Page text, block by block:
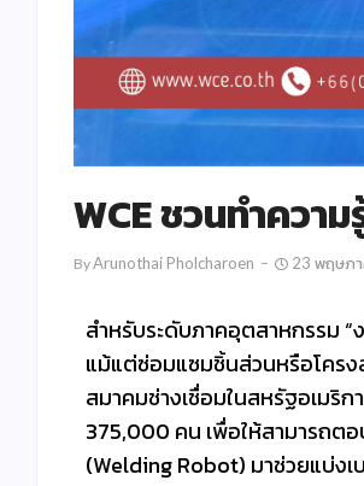
WCE ชวนทำคว
ByArunothai Pholcharoen 23 พฤษภ
สำหรับระดับภาคอุตสาหกรรม
แม้แต่ซ่อมแซมชิ้นส่วนหรือโครง
สมาคมช่างเชื่อมในสหรัฐอเมริ
375,000 คน เพื่อให้สามารถต
(Welding Robot) มาช่วยแบ่งเ